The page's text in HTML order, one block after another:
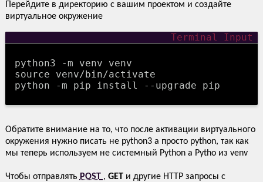
Перейдите в директорию с вашим проектом и создайте
виртуальное окружение
python3 -m venv venv
source venv/bin/activate
python -m pip install --upgrade pip
Обратите внимание на то, что после активации виртуального
окружения нужно писать не python3 а просто python, так как
мы теперь используем не системный Python а Pytho из venv
Чтобы отправлять POST , GETи другие HTTP запросы с